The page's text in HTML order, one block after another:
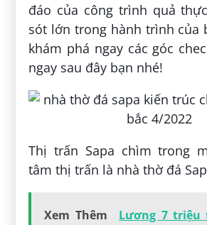
đáo của công trình quả
sót lớn trong hành trình của
khám phá ngay các góc
ngay sau đây bạn nhé!
Thị trấn Sapa chìm trong
tâm thị trấn là nhà thờ đá
Xem Thêm
Lương 7 triệu